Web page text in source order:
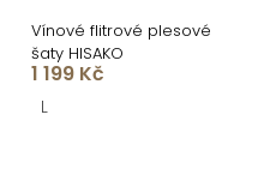
Vínové flitrové plesové
šaty HISAKO
1 199 Kč
L